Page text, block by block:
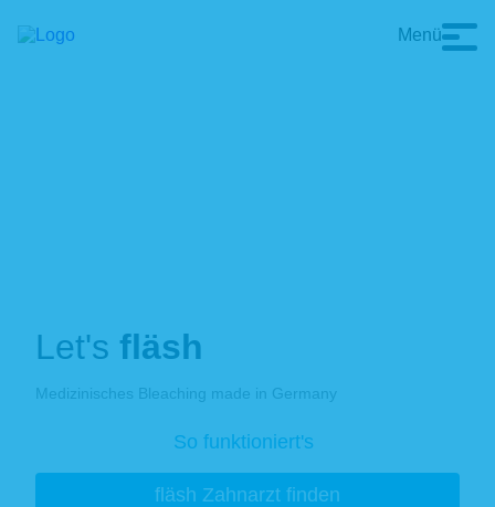
Menü
Let's fläsh
Medizinisches Bleaching made in Germany
So funktioniert's
fläsh Zahnarzt finden